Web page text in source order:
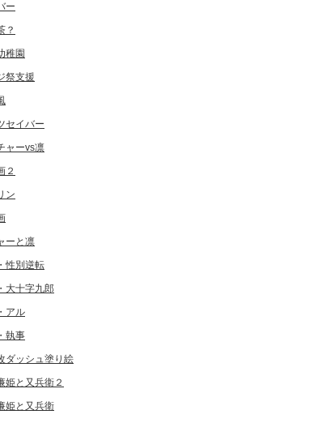
ー
？
稚園
祭支援
セイバー
ャーvs凛
２
ン
ーと凛
性別逆転
大十字九郎
アル
執事
ダッシュ塗り絵
姫と又兵衛２
姫と又兵衛